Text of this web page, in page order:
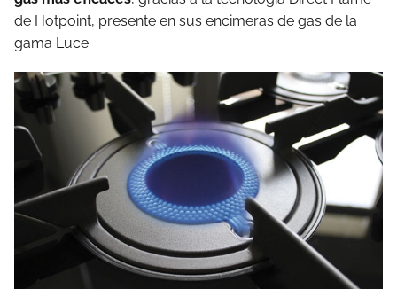
de Hotpoint, presente en sus encimeras de gas de la
gama Luce.